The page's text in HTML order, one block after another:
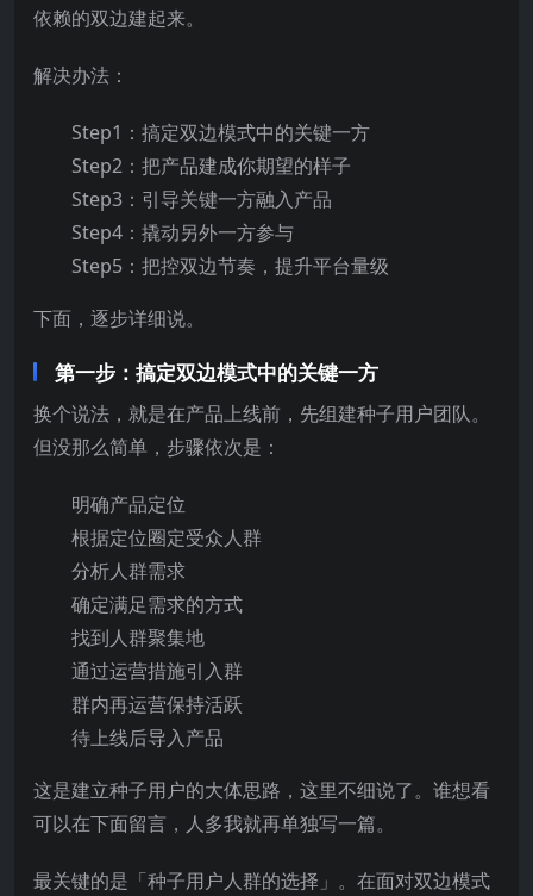
依赖的双边建起来。
解决办法：
Step1：搞定双边模式中的关键一方
Step2：把产品建成你期望的样子
Step3：引导关键一方融入产品
Step4：撬动另外一方参与
Step5：把控双边节奏，提升平台量级
下面，逐步详细说。
第一步：搞定双边模式中的关键一方
换个说法，就是在产品上线前，先组建种子用户团队。
但没那么简单，步骤依次是：
明确产品定位
根据定位圈定受众人群
分析人群需求
确定满足需求的方式
找到人群聚集地
通过运营措施引入群
群内再运营保持活跃
待上线后导入产品
这是建立种子用户的大体思路，这里不细说了。谁想看
可以在下面留言，人多我就再单独写一篇。
最关键的是「种子用户人群的选择」。在面对双边模式